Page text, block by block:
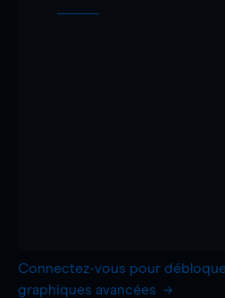
Connectez-vous pour
graphiques avancées